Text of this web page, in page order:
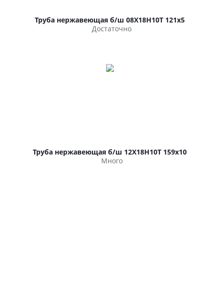
Труба нержавеющая б/ш 08Х18Н10Т 121х5
Достаточно
Труба нержавеющая б/ш 12Х18Н10Т 159х10
Много